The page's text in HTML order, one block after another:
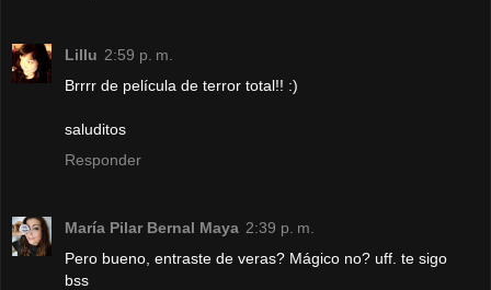
Lillu 2:59 p. m.
Brrrr de película de terror total!! :)
saluditos
Responder
María Pilar Bernal Maya 2:39 p. m.
Pero bueno, entraste de veras? Mágico no? uff. te sigo
bss